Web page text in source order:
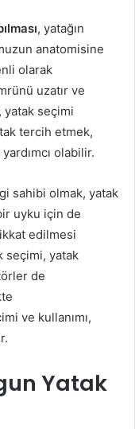
, yatağın
anatomisine
olarak
uzatır ve
yatak seçimi
tercih etmek,
olabilir.
sahibi olmak, yatak
uyku için de
edilmesi
seçimi, yatak
de
ve kullanımı,
Yatak